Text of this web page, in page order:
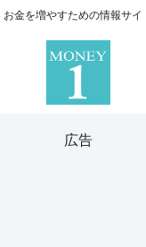
お金を増やすための情報サイ
広告